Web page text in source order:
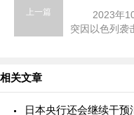
上一篇
突因以色列袭
相关文章
日本央行还会继续干预